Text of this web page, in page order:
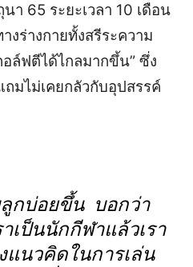
า 65 ระยะเวลา 10 เดือน
งร่างกายทั้งสรีระความ
ล์ฟตีได้ไกลมากขึ้น” ซึ่ง
ถมไม่เคยกลัวกับอุปสรรค์
กบ่อยขึ้น บอกว่า
เป็นนักกีฬาแล้วเรา
แนวคิดในการเล่น